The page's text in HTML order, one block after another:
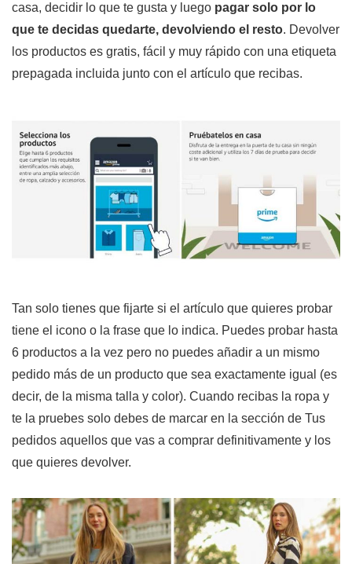
casa, decidir lo que te gusta y luego pagar solo por lo
que te decidas quedarte, devolviendo el resto. Devolver
los productos es gratis, fácil y muy rápido con una etiqueta
prepagada incluida junto con el artículo que recibas.
Tan solo tienes que fijarte si el artículo que quieres probar
tiene el icono o la frase que lo indica. Puedes probar hasta
6 productos a la vez pero no puedes añadir a un mismo
pedido más de un producto que sea exactamente igual (es
decir, de la misma talla y color). Cuando recibas la ropa y
te la pruebes solo debes de marcar en la sección de Tus
pedidos aquellos que vas a comprar definitivamente y los
que quieres devolver.